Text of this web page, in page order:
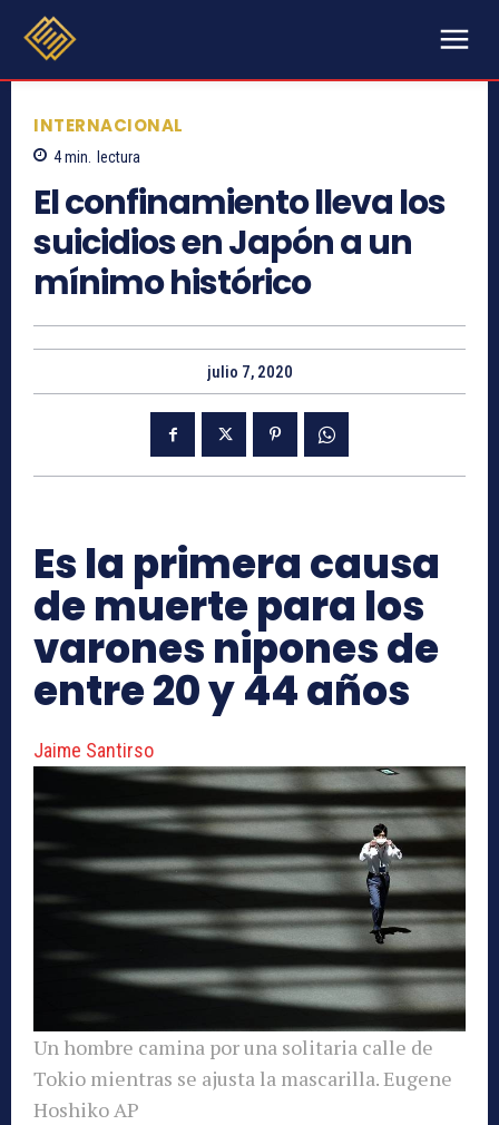
INTERNACIONAL
4min. lectura
El confinamiento lleva los
suicidios en Japón a un
mínimo histórico
julio 7, 2020
Es la primera causa
de muerte para los
varones nipones de
entre 20 y 44 años
Jaime Santirso
Un hombre camina por una solitaria calle de
Tokio mientras se ajusta la mascarilla.Eugene
Hoshiko AP